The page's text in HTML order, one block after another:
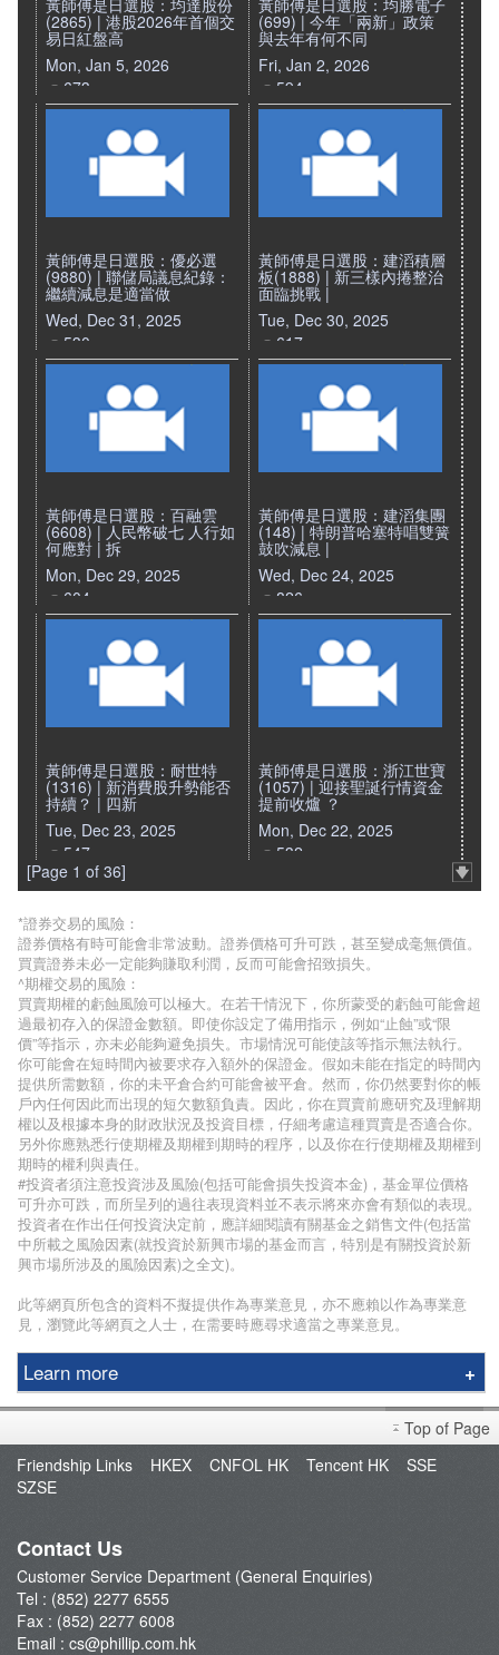
黃師傅是日選股：均達股份
(2865) | 港股2026年首個交
易日紅盤高
Mon, Jan 5, 2026
673
黃師傅是日選股：均勝電子
(699) | 今年「兩新」政策
與去年有何不同
Fri, Jan 2, 2026
594
黃師傅是日選股：優必選
(9880) | 聯儲局議息紀錄：
繼續減息是適當做
Wed, Dec 31, 2025
530
黃師傅是日選股：建滔積層
板(1888) | 新三樣內捲整治
面臨挑戰 |
Tue, Dec 30, 2025
617
黃師傅是日選股：百融雲
(6608) | 人民幣破七 人行如
何應對 | 拆
Mon, Dec 29, 2025
604
黃師傅是日選股：建滔集團
(148) | 特朗普哈塞特唱雙簧
鼓吹減息 |
Wed, Dec 24, 2025
826
黃師傅是日選股：耐世特
(1316) | 新消費股升勢能否
持續？ | 四新
Tue, Dec 23, 2025
547
黃師傅是日選股：浙江世寶
(1057) | 迎接聖誕行情資金
提前收爐 ？
Mon, Dec 22, 2025
532
[Page 1 of 36]
*證券交易的風險：
證券價格有時可能會非常波動。證券價格可升可跌，甚至變成毫無價值。
買賣證券未必一定能夠賺取利潤，反而可能會招致損失。
^期權交易的風險：
買賣期權的虧蝕風險可以極大。在若干情況下，你所蒙受的虧蝕可能會超
過最初存入的保證金數額。即使你設定了備用指示，例如“止蝕”或“限
價”等指示，亦未必能夠避免損失。市場情況可能使該等指示無法執行。
你可能會在短時間內被要求存入額外的保證金。假如未能在指定的時間內
提供所需數額，你的未平倉合約可能會被平倉。然而，你仍然要對你的帳
戶內任何因此而出現的短欠數額負責。因此，你在買賣前應研究及理解期
權以及根據本身的財政狀況及投資目標，仔細考慮這種買賣是否適合你。
另外你應熟悉行使期權及期權到期時的程序，以及你在行使期權及期權到
期時的權利與責任。
#投資者須注意投資涉及風險(包括可能會損失投資本金)，基金單位價格
可升亦可跌，而所呈列的過往表現資料並不表示將來亦會有類似的表現。
投資者在作出任何投資決定前，應詳細閱讀有關基金之銷售文件(包括當
中所載之風險因素(就投資於新興市場的基金而言，特別是有關投資於新
興市場所涉及的風險因素)之全文)。
此等網頁所包含的資料不擬提供作為專業意見，亦不應賴以作為專業意
見，瀏覽此等網頁之人士，在需要時應尋求適當之專業意見。
Learn more
Phillip Securities Group
Branches
Join Us
Phillip Post
新闻稿
Top of Page
Friendship Links
HKEX CNFOL HK Tencent HK
SSE
SZSE
Contact Us
Customer Service Department (General Enquiries)
Tel : (852) 2277 6555
Fax : (852) 2277 6008
Email : cs@phillip.com.hk